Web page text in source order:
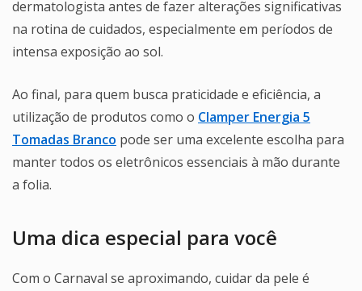
dermatologista antes de fazer alterações significativas
na rotina de cuidados, especialmente em períodos de
intensa exposição ao sol.
Ao final, para quem busca praticidade e eficiência, a
utilização de produtos como o Clamper Energia 5
Tomadas Branco pode ser uma excelente escolha para
manter todos os eletrônicos essenciais à mão durante
a folia.
Uma dica especial para você
Com o Carnaval se aproximando, cuidar da pele é